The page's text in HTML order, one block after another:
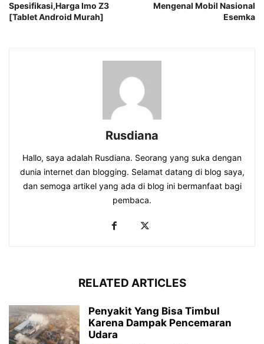
Spesifikasi,Harga Imo Z3
[Tablet Android Murah]
Mengenal Mobil Nasional
Esemka
Rusdiana
Hallo, saya adalah Rusdiana. Seorang yang suka dengan
dunia internet dan blogging. Selamat datang di blog saya,
dan semoga artikel yang ada di blog ini bermanfaat bagi
pembaca.
RELATED ARTICLES
Penyakit Yang Bisa Timbul
Karena Dampak Pencemaran
Udara